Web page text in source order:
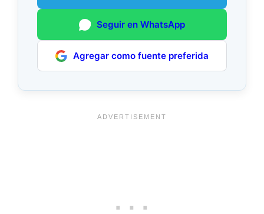
Seguir en WhatsApp
Agregar como fuente preferida